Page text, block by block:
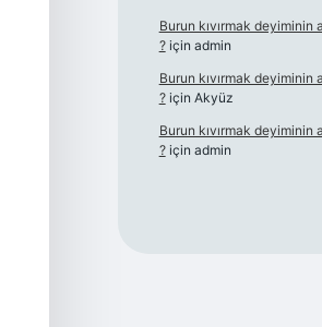
Burun kıvırmak deyiminin
?için admin
Burun kıvırmak deyiminin
?için Akyüz
Burun kıvırmak deyiminin
?için admin